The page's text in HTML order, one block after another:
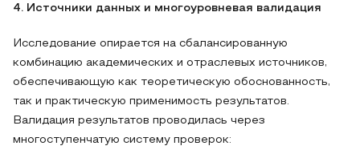
4. Источники данных и многоуровневая валидация
Исследование опирается на сбалансированную
комбинацию академических и отраслевых источников,
обеспечивающую как теоретическую обоснованность,
так и практическую применимость результатов.
Валидация результатов проводилась через
многоступенчатую систему проверок: